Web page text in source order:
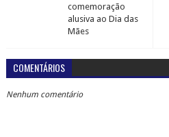
comemoração
alusiva ao Dia das
Mães
COMENTÁRIOS
Nenhum comentário